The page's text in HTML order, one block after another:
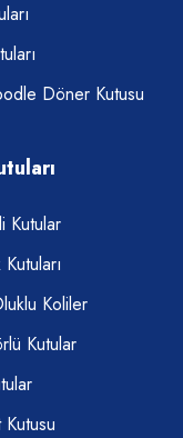
Döner Kutusu
Kutular
Koliler
Kutular